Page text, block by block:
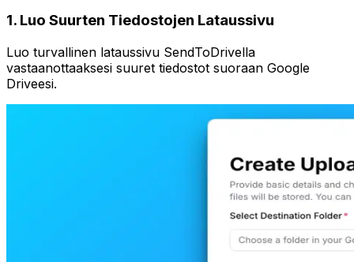
1. Luo Suurten Tiedostojen Lataussivu
Luo turvallinen lataussivu SendToDrivella
vastaanottaaksesi suuret tiedostot suoraan Google
Driveesi.